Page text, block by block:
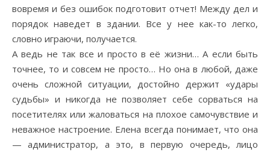
вовремя и без ошибок подготовит отчет! Между дел и
порядок наведет в здании. Все у нее как-то легко,
словно играючи, получается.
А ведь не так все и просто в её жизни… А если быть
точнее, то и совсем не просто… Но она в любой, даже
очень сложной ситуации, достойно держит «удары
судьбы» и никогда не позволяет себе сорваться на
посетителях или жаловаться на плохое самочувствие и
неважное настроение. Елена всегда понимает, что она
— администратор, а это, в первую очередь, лицо